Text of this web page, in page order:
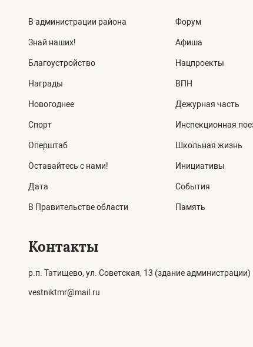
В администрации района
Знай наших!
Благоустройство
Награды
Новогоднее
Спорт
Оперштаб
Оставайтесь с нами!
Дата
В Правительстве области
Форум
Афиша
Нацпроекты
ВПН
Дежурная часть
Инспекционная
Школьная жизнь
Инициативы
События
Память
Контакты
р.п. Татищево, ул. Советская, 13 (здание администрации)
vestniktmr@mail.ru